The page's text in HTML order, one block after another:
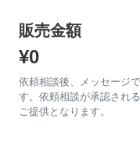
販売金額
¥0
依頼相談後、メッセージ
す。依頼相談が承認され
ご提供となります。